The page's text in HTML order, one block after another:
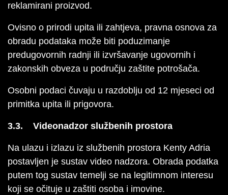
reklamirani proizvod.
Ovisno o prirodi upita ili zahtjeva, pravna osnova za
obradu podataka može biti poduzimanje
predugovornih radnji ili izvršavanje ugovornih i
zakonskih obveza u području zaštite potrošača.
Osobni podaci čuvaju u razdoblju od 12 mjeseci od
primitka upita ili prigovora.
3.3. Videonadzor službenih prostora
Na ulazu i izlazu iz službenih prostora Kenty Adria
postavljen je sustav video nadzora. Obrada podatka
putem tog sustav temelji se na legitimnom interesu
koji se očituje u zaštiti osoba i imovine.